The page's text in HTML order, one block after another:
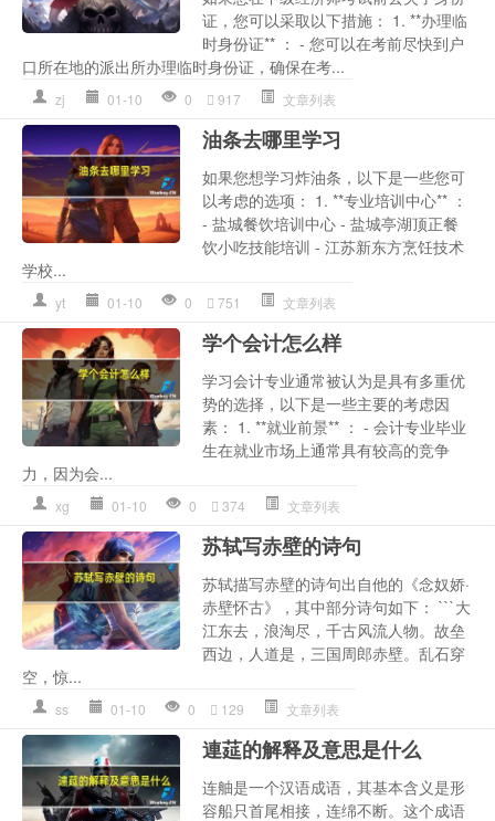
证，您可以采取以下措施： 1. **办理临
时身份证** ： - 您可以在考前尽快到户
口所在地的派出所办理临时身份证，确保在考...
zj 01-10 0 917 文章列表
油条去哪里学习
如果您想学习炸油条，以下是一些您可
以考虑的选项： 1. **专业培训中心** ：
- 盐城餐饮培训中心 - 盐城亭湖顶正餐
饮小吃技能培训 - 江苏新东方烹饪技术
学校...
yt 01-10 0 751 文章列表
学个会计怎么样
学习会计专业通常被认为是具有多重优
势的选择，以下是一些主要的考虑因
素： 1. **就业前景** ： - 会计专业毕业
生在就业市场上通常具有较高的竞争
力，因为会...
xg 01-10 0 374 文章列表
苏轼写赤壁的诗句
苏轼描写赤壁的诗句出自他的《念奴娇·
赤壁怀古》，其中部分诗句如下： ```大
江东去，浪淘尽，千古风流人物。故垒
西边，人道是，三国周郎赤壁。乱石穿
空，惊...
ss 01-10 0 129 文章列表
連莚的解释及意思是什么
连舳是一个汉语成语，其基本含义是形
容船只首尾相接，连绵不断。这个成语